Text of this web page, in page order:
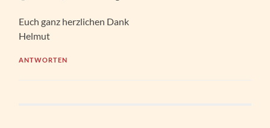
Euch ganz herzlichen Dank
Helmut
ANTWORTEN